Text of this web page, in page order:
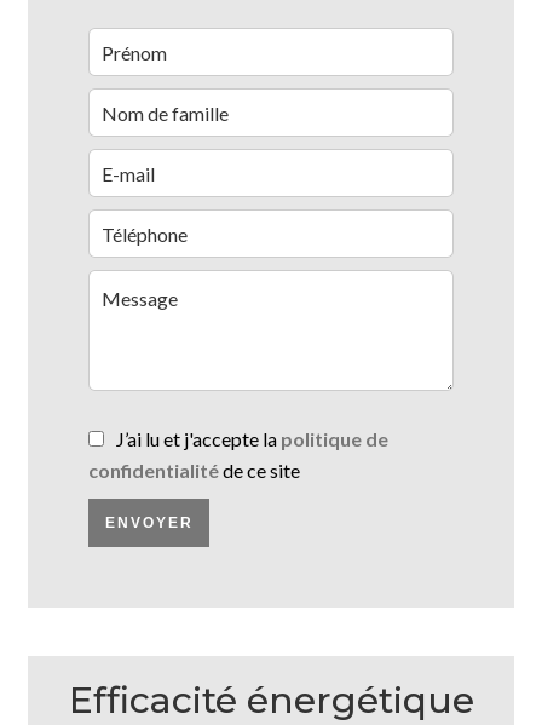
J’ai lu et j'accepte la politique de
confidentialitéde ce site
ENVOYER
Efficacité énergétique